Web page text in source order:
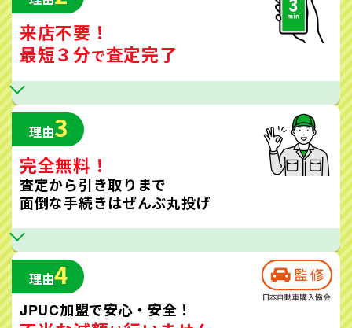
来店不要！
最短３分で査定完了
理由3
完全無料！
査定から引き取りまで
面倒な手続きはぜんぶ丸投げ
理由4
JPUC加盟で安心・安全！